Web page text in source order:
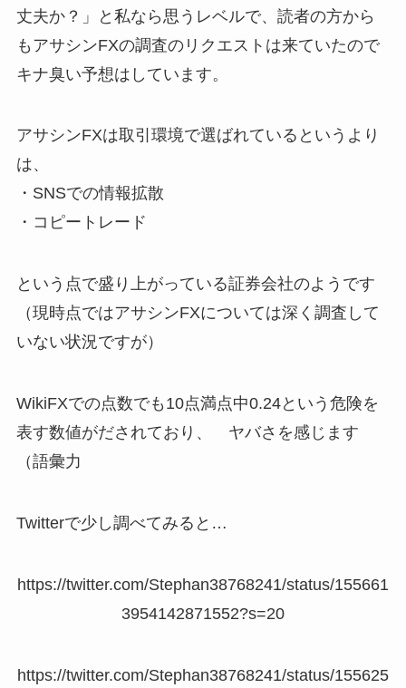
丈夫か？」と私なら思うレベルで、読者の方から
もアサシンFXの調査のリクエストは来ていたので
キナ臭い予想はしています。
アサシンFXは取引環境で選ばれているというより
は、
・SNSでの情報拡散
・コピートレード
という点で盛り上がっている証券会社のようです
（現時点ではアサシンFXについては深く調査して
いない状況ですが）
WikiFXでの点数でも10点満点中0.24という危険を
表す数値がだされており、 ヤバさを感じます
（語彙力
Twitterで少し調べてみると…
https://twitter.com/Stephan38768241/status/155661
3954142871552?s=20
https://twitter.com/Stephan38768241/status/155625